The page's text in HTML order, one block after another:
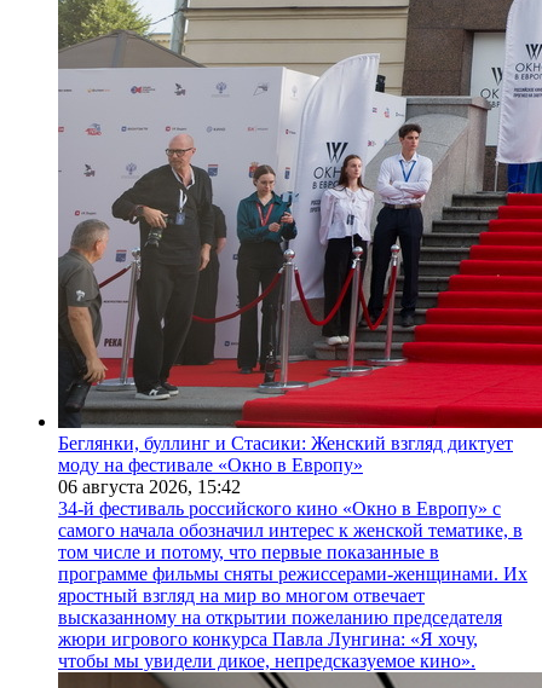
Беглянки, буллинг и Стасики: Женский взгляд диктует
моду на фестивале «Окно в Европу»
06 августа 2026, 15:42
34-й фестиваль российского кино «Окно в Европу» с
самого начала обозначил интерес к женской тематике, в
том числе и потому, что первые показанные в
программе фильмы сняты режиссерами-женщинами. Их
яростный взгляд на мир во многом отвечает
высказанному на открытии пожеланию председателя
жюри игрового конкурса Павла Лунгина: «Я хочу,
чтобы мы увидели дикое, непредсказуемое кино».